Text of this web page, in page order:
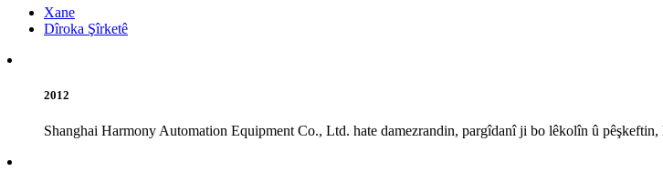
Xane
Dîroka Şîrketê
2012
Shanghai Harmony Automation Equipment Co., Ltd. hate damezrandin, pargîdanî ji bo lêkolîn û